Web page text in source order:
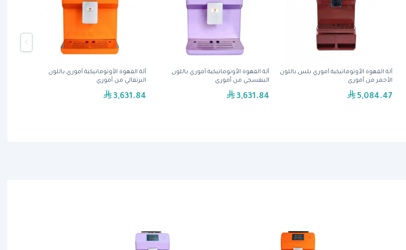
آلة القهوة الأوتوماتيكية أموري باللون
البرتقالي من أموري
3,631.84
آلة القهوة الأوتوماتيكية أموري باللون
البنفسجي من أموري
3,631.84
آلة القهوة الأوتوماتيكية أموري بلس باللون
الأحمر من أموري
5,084.47